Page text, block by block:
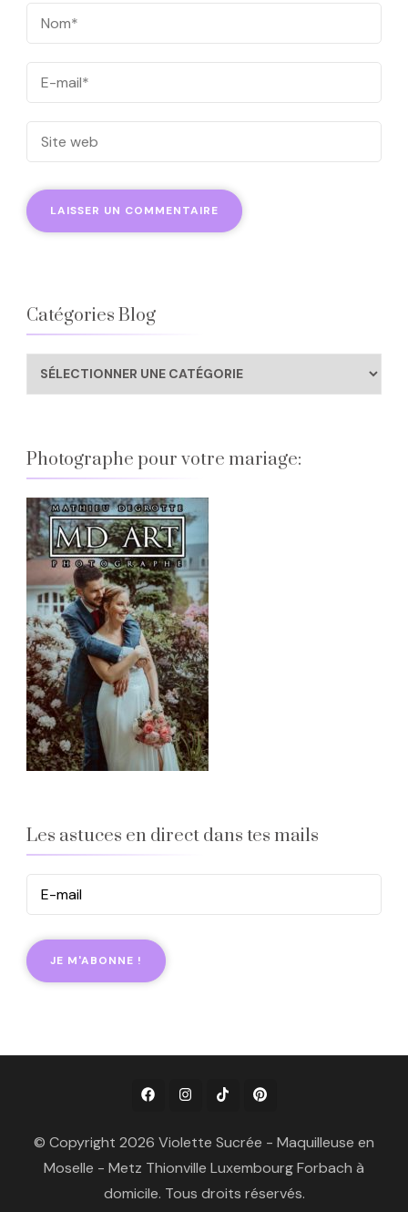
Catégories Blog
Catégories
Blog
Photographe pour votre mariage:
Les astuces en direct dans tes mails
© Copyright 2026 Violette Sucrée - Maquilleuse en
Moselle - Metz Thionville Luxembourg Forbach à
domicile. Tous droits réservés.